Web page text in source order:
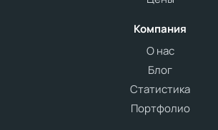
Компания
О нас
Блог
Статистика
Портфолио